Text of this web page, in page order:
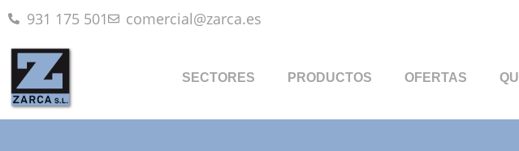
931 175 501 comercial@zarca.es
SECTORES PRODUCTOS OFERTAS